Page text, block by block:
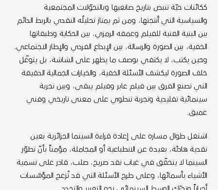
ككائنات حيّة تنبض بتاريخ صانعيها وبالتحوّلات المجتمعية
والسياسية التي أنتجتها، ومن ثم يمتاز تحليلُه النقدي بالربط الدائم
بين البنية الفنية للفيلم وعمقه الرمزي، بين الحكاية وطبقاتها
الخفية، بين الصورة والرسالة، بين الإبداع الفردي والإطار الاجتماعي.
وحين يكتب، لا يكتفي بوصف ما يظهر على الشاشة، بل يتوغّل
خلف الصورة ليكشف الأسئلة الخفية، والخيارات الجمالية الدقيقة
التي تصنع الفرق بين فيلم عابر وفيلم يبقى، وبين تجربة
سينمائية تقليدية وتجربة تنطوي على معنى تاريخي وفني
عميق.
اشتغل طوال مساره على إعادة قراءة السينما الجزائرية بعين
نقدية هادئة، بعيدة عن الانطباعية أو المجاملة، مؤمناً بأنّ تطوّر
السينما لا يتحقّق في غياب نقد صريح، صلب، قادر على تسمية
الأشياء بأسمائها، وعلى طرح الأسئلة التي قد تُزعج المؤسّسات